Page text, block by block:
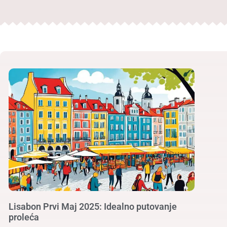
Lisabon Prvi Maj 2025: Idealno putovanje
proleća